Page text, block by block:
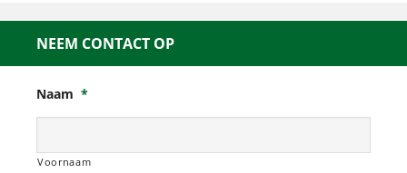
NEEM CONTACT OP
Naam *
Voornaam